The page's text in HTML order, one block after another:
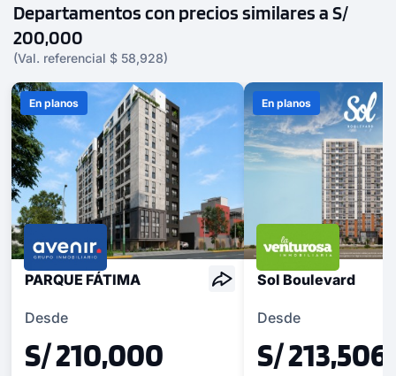
Departamentos con precios similares a S/
200,000
(Val. referencial $ 58,928)
En planos
PARQUE FÁTIMA
Desde
S/ 210,000
En planos
Sol Boulevard
Desde
S/ 213,506